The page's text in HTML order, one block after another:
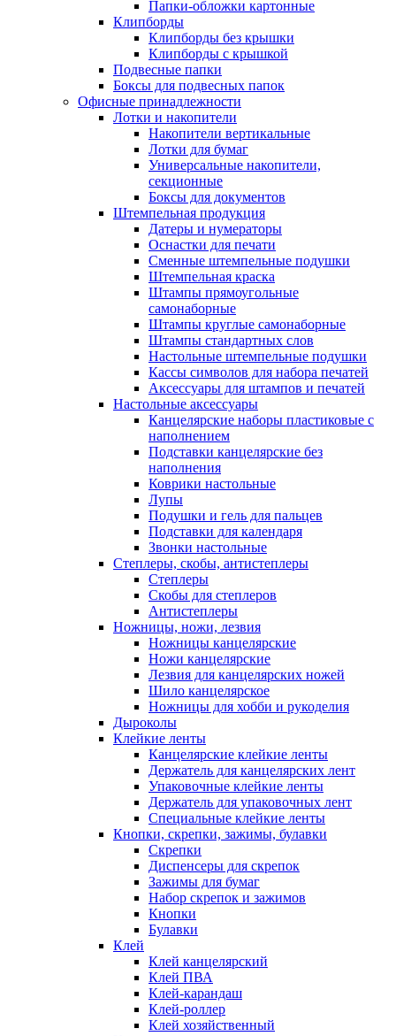
Папки-обложки картонные
Клипборды
Клипборды без крышки
Клипборды с крышкой
Подвесные папки
Боксы для подвесных папок
Офисные принадлежности
Лотки и накопители
Накопители вертикальные
Лотки для бумаг
Универсальные накопители,
секционные
Боксы для документов
Штемпельная продукция
Датеры и нумераторы
Оснастки для печати
Сменные штемпельные подушки
Штемпельная краска
Штампы прямоугольные
самонаборные
Штампы круглые самонаборные
Штампы стандартных слов
Настольные штемпельные подушки
Кассы символов для набора печатей
Аксессуары для штампов и печатей
Настольные аксессуары
Канцелярские наборы пластиковые с
наполнением
Подставки канцелярские без
наполнения
Коврики настольные
Лупы
Подушки и гель для пальцев
Подставки для календаря
Звонки настольные
Степлеры, скобы, антистеплеры
Степлеры
Скобы для степлеров
Антистеплеры
Ножницы, ножи, лезвия
Ножницы канцелярские
Ножи канцелярские
Лезвия для канцелярских ножей
Шило канцелярское
Ножницы для хобби и рукоделия
Дыроколы
Клейкие ленты
Канцелярские клейкие ленты
Держатель для канцелярских лент
Упаковочные клейкие ленты
Держатель для упаковочных лент
Специальные клейкие ленты
Кнопки, скрепки, зажимы, булавки
Скрепки
Диспенсеры для скрепок
Зажимы для бумаг
Набор скрепок и зажимов
Кнопки
Булавки
Клей
Клей канцелярский
Клей ПВА
Клей-карандаш
Клей-роллер
Клей хозяйственный